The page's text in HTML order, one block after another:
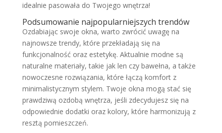
idealnie pasowała do Twojego wnętrza!
Podsumowanie najpopularniejszych trendów
Ozdabiając swoje okna, warto zwrócić uwagę na
najnowsze trendy, które przekładają się na
funkcjonalność oraz estetykę. Aktualnie modne są
naturalne materiały, takie jak len czy bawełna, a także
nowoczesne rozwiązania, które łączą komfort z
minimalistycznym stylem. Twoje okna mogą stać się
prawdziwą ozdobą wnętrza, jeśli zdecydujesz się na
odpowiednie dodatki oraz kolory, które harmonizują z
resztą pomieszczeń.